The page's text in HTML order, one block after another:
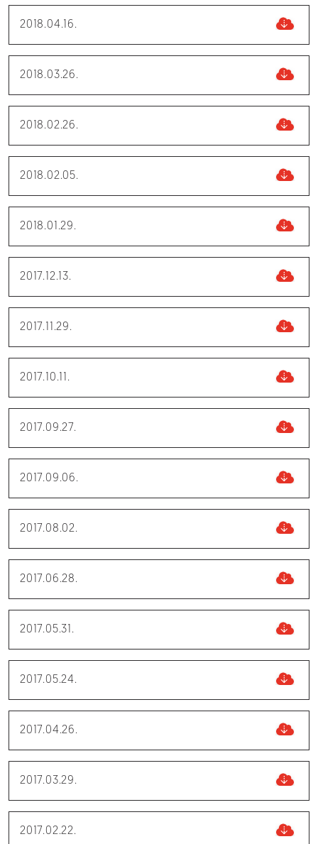
2018.04.16.
2018.03.26.
2018.02.26.
2018.02.05.
2018.01.29.
2017.12.13.
2017.11.29.
2017.10.11.
2017.09.27.
2017.09.06.
2017.08.02.
2017.06.28.
2017.05.31.
2017.05.24.
2017.04.26.
2017.03.29.
2017.02.22.